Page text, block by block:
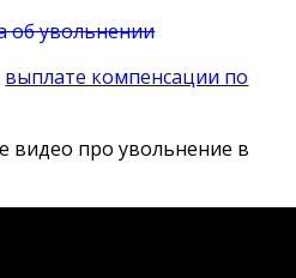
выплате компенсации по
видео про увольнение в